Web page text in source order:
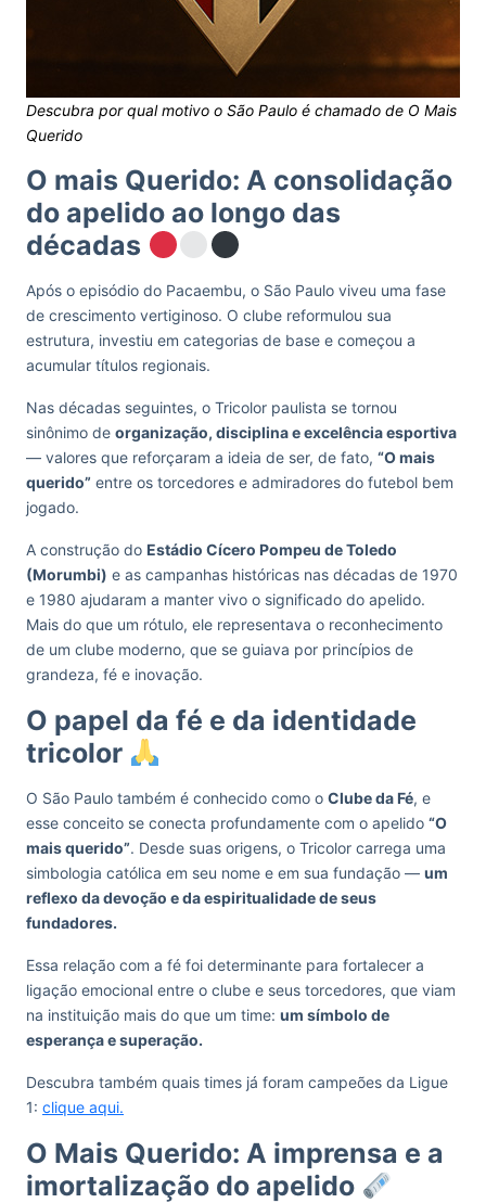
Descubra por qual motivo o São Paulo é chamado de O Mais
Querido
O mais Querido: A consolidação
do apelido ao longo das
décadas
Após o episódio do Pacaembu, o São Paulo viveu uma fase
de crescimento vertiginoso. O clube reformulou sua
estrutura, investiu em categorias de base e começou a
acumular títulos regionais.
Nas décadas seguintes, o Tricolor paulista se tornou
sinônimo de organização, disciplina e excelência esportiva
— valores que reforçaram a ideia de ser, de fato, “O mais
querido” entre os torcedores e admiradores do futebol bem
jogado.
A construção do Estádio Cícero Pompeu de Toledo
(Morumbi) e as campanhas históricas nas décadas de 1970
e 1980 ajudaram a manter vivo o significado do apelido.
Mais do que um rótulo, ele representava o reconhecimento
de um clube moderno, que se guiava por princípios de
grandeza, fé e inovação.
O papel da fé e da identidade
tricolor
O São Paulo também é conhecido como o Clube da Fé, e
esse conceito se conecta profundamente com o apelido “O
mais querido”. Desde suas origens, o Tricolor carrega uma
simbologia católica em seu nome e em sua fundação — um
reflexo da devoção e da espiritualidade de seus
fundadores.
Essa relação com a fé foi determinante para fortalecer a
ligação emocional entre o clube e seus torcedores, que viam
na instituição mais do que um time: um símbolo de
esperança e superação.
Descubra também quais times já foram campeões da Ligue
1: clique aqui.
O Mais Querido: A imprensa e a
imortalização do apelido